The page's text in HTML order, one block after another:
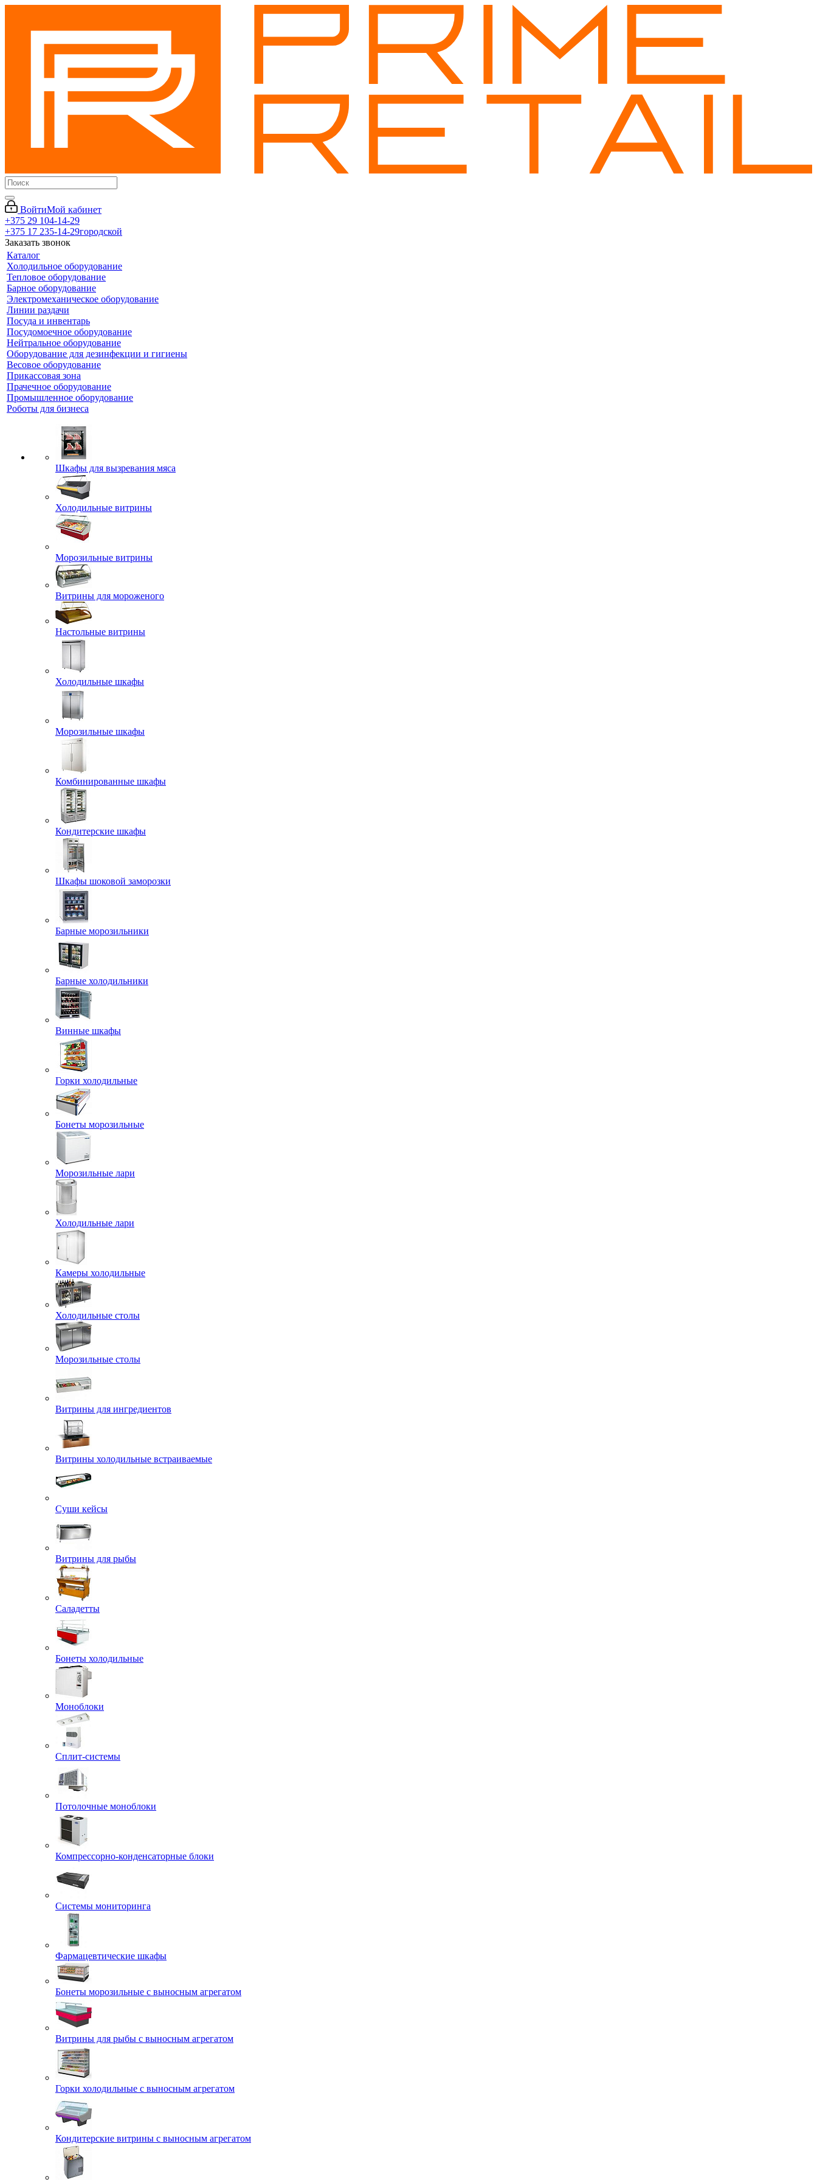
ВойтиМой кабинет
+375 29 104-14-29
+375 17 235-14-29городской
Заказать звонок
Каталог
Холодильное оборудование
Тепловое оборудование
Барное оборудование
Электромеханическое оборудование
Линии раздачи
Посуда и инвентарь
Посудомоечное оборудование
Нейтральное оборудование
Оборудование для дезинфекции и гигиены
Весовое оборудование
Прикассовая зона
Прачечное оборудование
Промышленное оборудование
Роботы для бизнеса
Шкафы для вызревания мяса
Холодильные витрины
Морозильные витрины
Витрины для мороженого
Настольные витрины
Холодильные шкафы
Морозильные шкафы
Комбинированные шкафы
Кондитерские шкафы
Шкафы шоковой заморозки
Барные морозильники
Барные холодильники
Винные шкафы
Горки холодильные
Бонеты морозильные
Морозильные лари
Холодильные лари
Камеры холодильные
Холодильные столы
Морозильные столы
Витрины для ингредиентов
Витрины холодильные встраиваемые
Суши кейсы
Витрины для рыбы
Саладетты
Бонеты холодильные
Моноблоки
Сплит-системы
Потолочные моноблоки
Компрессорно-конденсаторные блоки
Системы мониторинга
Фармацевтические шкафы
Бонеты морозильные с выносным агрегатом
Витрины для рыбы с выносным агрегатом
Горки холодильные с выносным агрегатом
Кондитерские витрины с выносным агрегатом